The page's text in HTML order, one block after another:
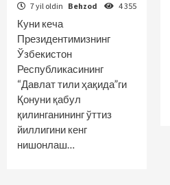
7 yil oldin Behzod 4 355
Куни кеча
Президентимизнинг
Ўзбекистон
Республикасининг
“Давлат тили ҳақида”ги
Қонуни қабул
қилинганининг ўттиз
йиллигини кенг
нишонлаш…